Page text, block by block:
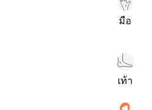
มือ
เท้า